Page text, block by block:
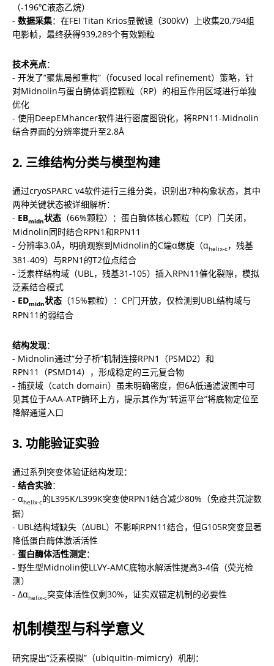
（-196℃液态乙烷）
- 数据采集：在FEI Titan Krios显微镜（300kV）上收集20,794组
电影帧，最终获得939,289个有效颗粒
技术亮点：
- 开发了”聚焦局部重构”（focused local refinement）策略，针
对Midnolin与蛋白酶体调控颗粒（RP）的相互作用区域进行单独
优化
- 使用DeepEMhancer软件进行密度图锐化，将RPN11-Midnolin
结合界面的分辨率提升至2.8Å
2. 三维结构分类与模型构建
通过cryoSPARC v4软件进行三维分类，识别出7种构象状态，其中
两种关键状态被详细解析：
- EBmidn状态 （66%颗粒）：蛋白酶体核心颗粒（CP）门关闭，
Midnolin同时结合RPN1和RPN11
- 分辨率3.0Å，明确观察到Midnolin的C端α螺旋（αhelix-c，残基
381-409）与RPN1的T2位点结合
- 泛素样结构域（UBL，残基31-105）插入RPN11催化裂隙，模拟
泛素结合模式
- EDmidn状态 （15%颗粒）：CP门开放，仅检测到UBL结构域与
RPN11的弱结合
结构发现：
- Midnolin通过”分子桥”机制连接RPN1（PSMD2）和
RPN11（PSMD14），形成稳定的三元复合物
- 捕获域（catch domain）虽未明确密度，但6Å低通滤波图中可
见其位于AAA-ATP酶环上方，提示其作为”转运平台”将底物定位至
降解通道入口
3. 功能验证实验
通过系列突变体验证结构发现：
- 结合实验：
- αhelix-c的L395K/L399K突变使RPN1结合减少80%（免疫共沉淀数
据）
- UBL结构域缺失（ΔUBL）不影响RPN11结合，但G105R突变显著
降低蛋白酶体激活活性
- 蛋白酶体活性测定：
- 野生型Midnolin使LLVY-AMC底物水解活性提高3-4倍（荧光检
测）
- Δαhelix-c突变体活性仅剩30%，证实双锚定机制的必要性
机制模型与科学意义
研究提出”泛素模拟”（ubiquitin-mimicry）机制：